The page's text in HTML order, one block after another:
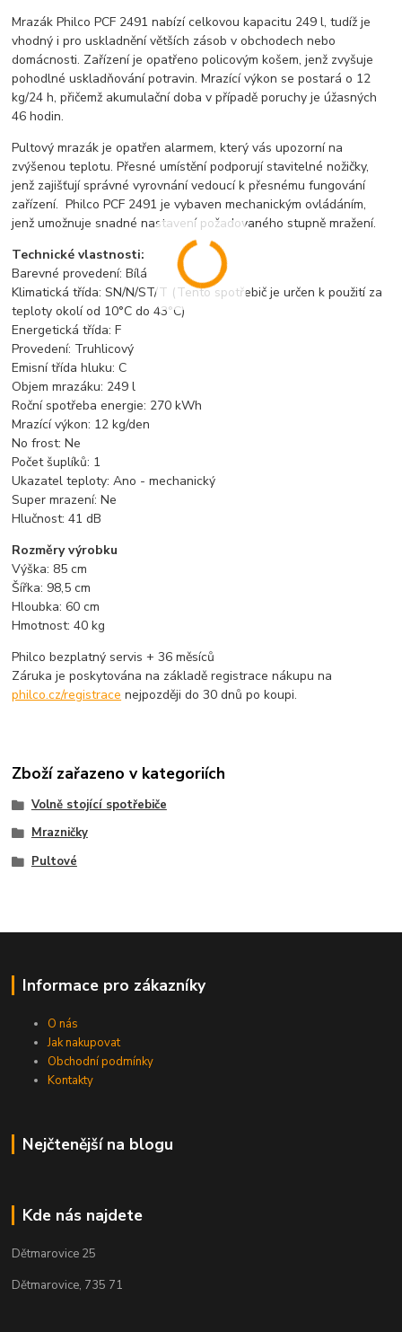
Mrazák Philco PCF 2491 nabízí celkovou kapacitu 249 l, tudíž je
vhodný i pro uskladnění větších zásob v obchodech nebo
domácnosti. Zařízení je opatřeno policovým košem, jenž zvyšuje
pohodlné uskladňování potravin. Mrazící výkon se postará o 12
kg/24 h, přičemž akumulační doba v případě poruchy je úžasných
46 hodin.
Pultový mrazák je opatřen alarmem, který vás upozorní na
zvýšenou teplotu. Přesné umístění podporují stavitelné nožičky,
jenž zajišťují správné vyrovnání vedoucí k přesnému fungování
zařízení. Philco PCF 2491 je vybaven mechanickým ovládáním,
jenž umožnuje snadné nastavení požadovaného stupně mražení.
Technické vlastnosti:
Barevné provedení: Bílá
Klimatická třída: SN/N/ST/T (Tento spotřebič je určen k použití za
teploty okolí od 10°C do 43°C)
Energetická třída: F
Provedení: Truhlicový
Emisní třída hluku: C
Objem mrazáku: 249 l
Roční spotřeba energie: 270 kWh
Mrazící výkon: 12 kg/den
No frost: Ne
Počet šuplíků: 1
Ukazatel teploty: Ano - mechanický
Super mrazení: Ne
Hlučnost: 41 dB
Rozměry výrobku
Výška: 85 cm
Šířka: 98,5 cm
Hloubka: 60 cm
Hmotnost: 40 kg
Philco bezplatný servis + 36 měsíců
Záruka je poskytována na základě registrace nákupu na
philco.cz/registrace nejpozději do 30 dnů po koupi.
Zboží zařazeno v kategoriích
Volně stojící spotřebiče
Mrazničky
Pultové
Informace pro zákazníky
O nás
Jak nakupovat
Obchodní podmínky
Kontakty
Nejčtenější na blogu
Kde nás najdete
Dětmarovice 25
Dětmarovice, 735 71